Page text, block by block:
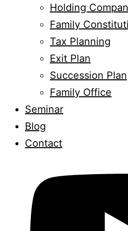
Holding
Family
Tax Planning
Exit Plan
Succession Plan
Family Office
Seminar
Blog
Contact